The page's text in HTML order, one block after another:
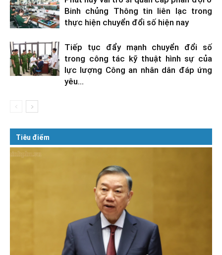
Binh chủng Thông tin liên lạc trong
thực hiện chuyển đổi số hiện nay
Tiếp tục đẩy mạnh chuyển đổi số
trong công tác kỹ thuật hình sự của
lực lượng Công an nhân dân đáp ứng
yêu...
Tiêu điểm